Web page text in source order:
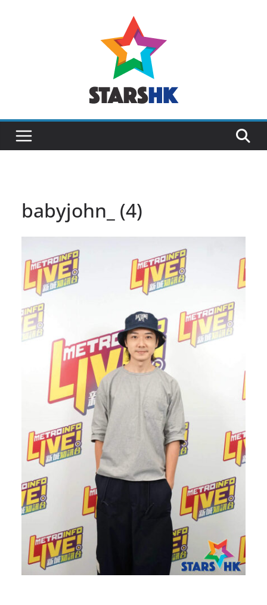
babyjohn_ (4)